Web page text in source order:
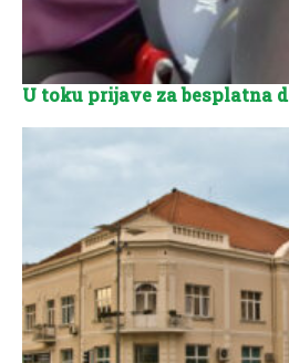
U toku prijave za besplatna